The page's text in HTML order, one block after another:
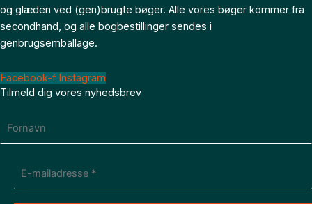
og glæden ved (gen)brugte bøger. Alle vores bøger kommer fra
secondhand, og alle bogbestillinger sendes i
genbrugsemballage.
Facebook-f Instagram
Tilmeld dig vores nyhedsbrev